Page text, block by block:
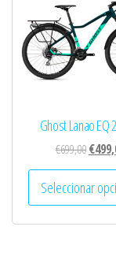
Ghost Lanao EQ
€699,00El
precio
era:
€
Seleccionar